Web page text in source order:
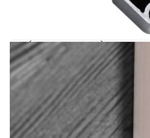
повърхност с
винтове. Вторият
в циментова основа с
(не е включен).
Цвят: Сив
Материал:
композит (WPC),
Общи размери: